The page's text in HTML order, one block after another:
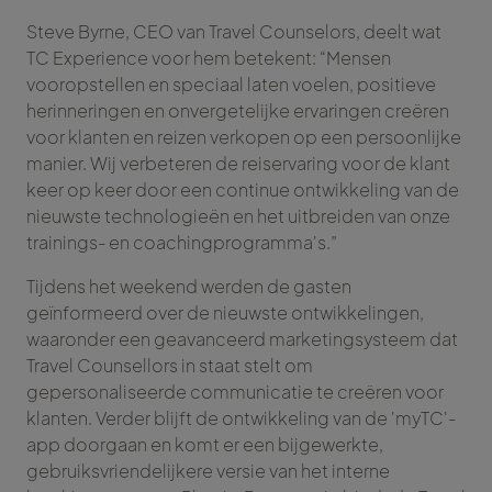
Steve Byrne, CEO van Travel Counselors, deelt wat
TC Experience voor hem betekent: “Mensen
vooropstellen en speciaal laten voelen, positieve
herinneringen en onvergetelijke ervaringen creëren
voor klanten en reizen verkopen op een persoonlijke
manier. Wij verbeteren de reiservaring voor de klant
keer op keer door een continue ontwikkeling van de
nieuwste technologieën en het uitbreiden van onze
trainings- en coachingprogramma's.”
Tijdens het weekend werden de gasten
geïnformeerd over de nieuwste ontwikkelingen,
waaronder een geavanceerd marketingsysteem dat
Travel Counsellors in staat stelt om
gepersonaliseerde communicatie te creëren voor
klanten. Verder blijft de ontwikkeling van de 'myTC'-
app doorgaan en komt er een bijgewerkte,
gebruiksvriendelijkere versie van het interne